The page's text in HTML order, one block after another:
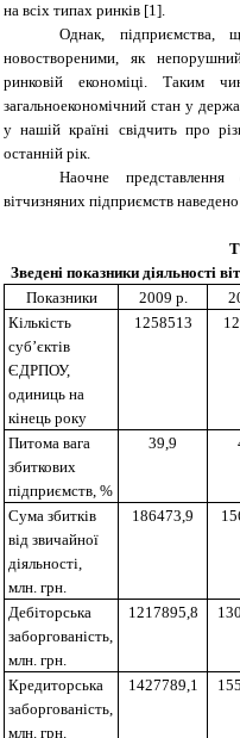
на всіх типах ринків [1].
Однак, підприємства,
новоствореними, як
ринковій економіці. Таким
загальноекономічний стан у
у нашій країні свідчить про
останній рік.
Наочне представлення
вітчизняних підприємств
Зведені показники діяльності
Показники
2009 р.
Кількість
суб’єктів
ЄДРПОУ,
одиниць на
кінець року
1258513
Питома вага
збиткових
підприємств, %
39,9
Сума збитків
від звичайної
діяльності,
млн. грн.
186473,9
Дебіторська
заборгованість,
млн. грн.
1217895,8
Кредиторська
заборгованість,
млн. грн.
1427789,1